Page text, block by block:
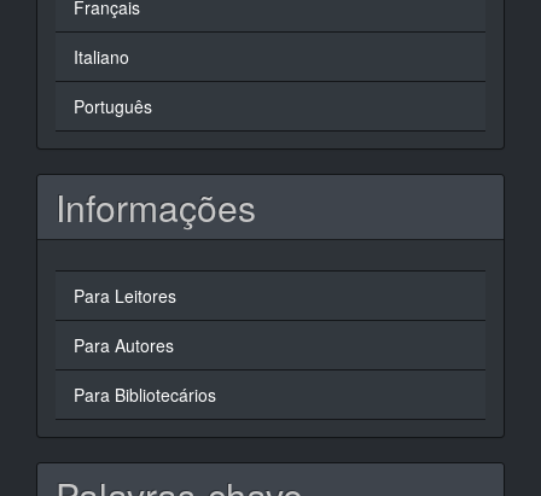
Français
Italiano
Português
Informações
Para Leitores
Para Autores
Para Bibliotecários